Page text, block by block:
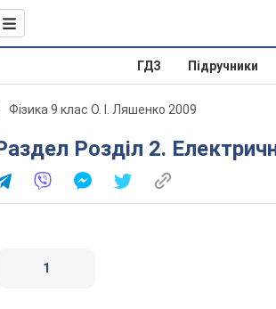
ГДЗ Підручники
Фізика 9 клас О. І. Ляшенко 2009
Раздел Розділ 2.
1